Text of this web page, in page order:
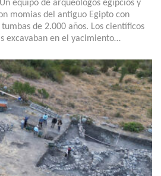
equipo de arqueólogos egipcios y
momias del antiguo Egipto con
de 2.000 años. Los científicos
excavaban en el yacimiento…